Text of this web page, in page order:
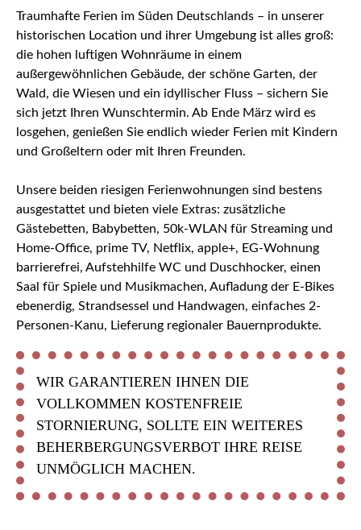
Traumhafte Ferien im Süden Deutschlands – in unserer
historischen Location und ihrer Umgebung ist alles groß:
die hohen luftigen Wohnräume in einem
außergewöhnlichen Gebäude, der schöne Garten, der
Wald, die Wiesen und ein idyllischer Fluss – sichern Sie
sich jetzt Ihren Wunschtermin. Ab Ende März wird es
losgehen, genießen Sie endlich wieder Ferien mit Kindern
und Großeltern oder mit Ihren Freunden.
Unsere beiden riesigen Ferienwohnungen sind bestens
ausgestattet und bieten viele Extras: zusätzliche
Gästebetten, Babybetten, 50k-WLAN für Streaming und
Home-Office, prime TV, Netflix, apple+, EG-Wohnung
barrierefrei, Aufstehhilfe WC und Duschhocker, einen
Saal für Spiele und Musikmachen, Aufladung der E-Bikes
ebenerdig, Strandsessel und Handwagen, einfaches 2-
Personen-Kanu, Lieferung regionaler Bauernprodukte.
WIR GARANTIEREN IHNEN DIE
VOLLKOMMEN KOSTENFREIE
STORNIERUNG, SOLLTE EIN WEITERES
BEHERBERGUNGSVERBOT IHRE REISE
UNMÖGLICH MACHEN.